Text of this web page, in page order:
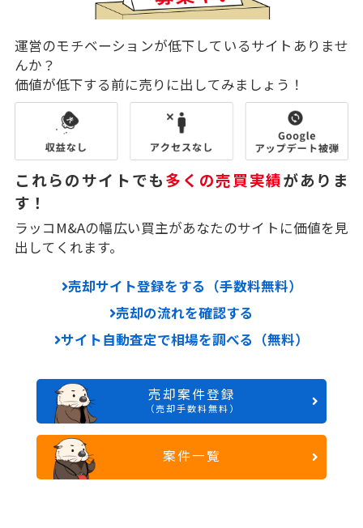
運営のモチベーションが低下しているサイトありませ
んか？
価値が低下する前に売りに出してみましょう！
これらのサイトでも多くの売買実績がありま
す！
ラッコM&Aの幅広い買主があなたのサイトに価値を見
出してくれます。
売却サイト登録をする（手数料無料）
売却の流れを確認する
サイト自動査定で相場を調べる（無料）
売却案件登録
（売却手数料無料）
案件一覧